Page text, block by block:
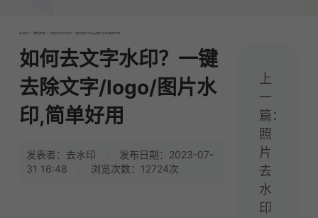
首页 > 教程|专题 > 如何去文字水印？一键去除文字/logo/图片水印,简单好用
如何去文字水印？一键
去除文字/logo/图片水
印,简单好用
发表者：去水印
发布日期：2023-07-
31 16:48
浏览次数：12724次
上
一
篇：
照
片
去
水
印